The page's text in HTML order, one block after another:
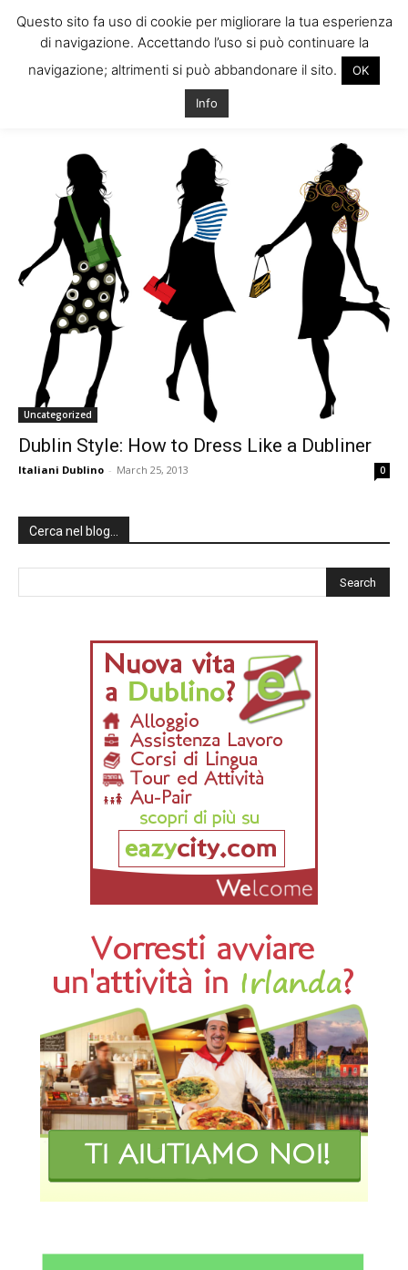
Uncategorized
Dublin Style: How to Dress Like a Dubliner
Italiani Dublino - March 25, 2013 0
Cerca nel blog…
Questo sito fa uso di cookie per migliorare la tua esperienza
di navigazione. Accettando l’uso si può continuare la
navigazione; altrimenti si può abbandonare il sito.
OK
Info